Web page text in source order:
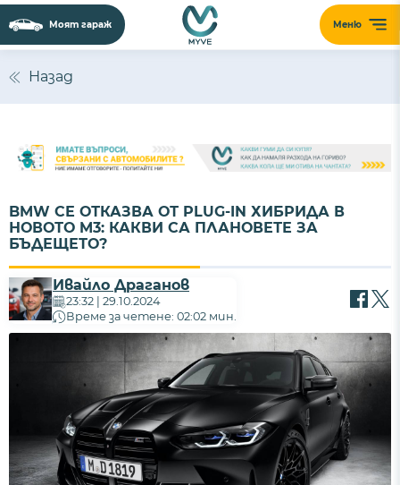
Меню
Моят гараж
Назад
BMW СЕ ОТКАЗВА ОТ PLUG-IN ХИБРИДА В
НОВОТО M3: КАКВИ СА ПЛАНОВЕТЕ ЗА
БЪДЕЩЕТО?
Ивайло Драганов
23:32 | 29.10.2024
Време за четене: 02:02 мин.